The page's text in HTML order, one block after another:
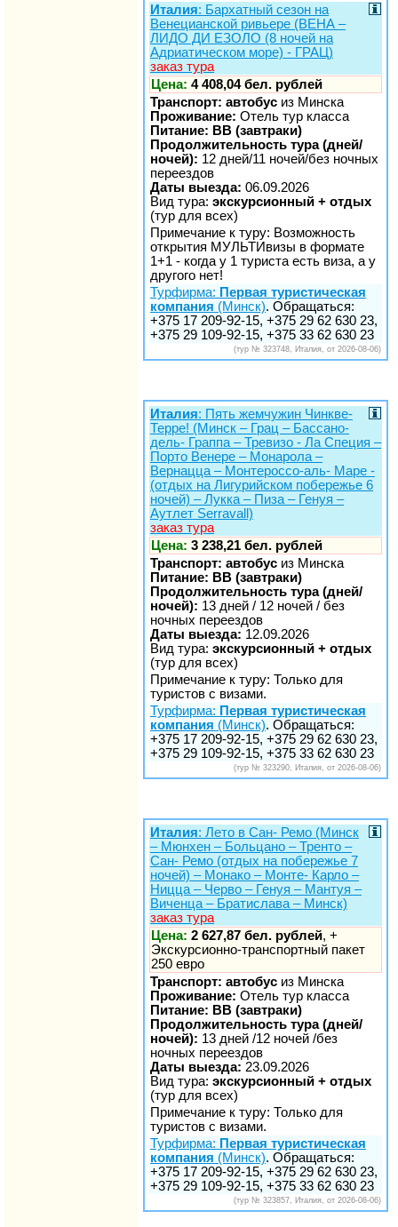
Италия: Бархатный сезон на
Венецианской ривьере (ВЕНА –
ЛИДО ДИ ЕЗОЛО (8 ночей на
Адриатическом море) - ГРАЦ)
заказ тура
Цена: 4 408,04 бел. рублей
Транспорт: автобус из Минска
Проживание: Отель тур класса
Питание: BB (завтраки)
Продолжительность тура (дней/
ночей): 12 дней/11 ночей/без ночных
переездов
Даты выезда: 06.09.2026
Вид тура: экскурсионный + отдых
(тур для всех)
Примечание к туру: Возможность
открытия МУЛЬТИвизы в формате
1+1 - когда у 1 туриста есть виза, а у
другого нет!
Турфирма: Первая туристическая
компания (Минск). Обращаться:
+375 17 209-92-15, +375 29 62 630 23,
+375 29 109-92-15, +375 33 62 630 23
(тур № 323748, Италия, от 2026-08-06)
Италия: Пять жемчужин Чинкве-
Терре! (Минск – Грац – Бассано-
дель- Граппа – Тревизо - Ла Специя –
Порто Венере – Монарола –
Вернацца – Монтероссо-аль- Маре -
(отдых на Лигурийском побережье 6
ночей) – Лукка – Пиза – Генуя –
Аутлет Serravall)
заказ тура
Цена: 3 238,21 бел. рублей
Транспорт: автобус из Минска
Питание: BB (завтраки)
Продолжительность тура (дней/
ночей): 13 дней / 12 ночей / без
ночных переездов
Даты выезда: 12.09.2026
Вид тура: экскурсионный + отдых
(тур для всех)
Примечание к туру: Только для
туристов с визами.
Турфирма: Первая туристическая
компания (Минск). Обращаться:
+375 17 209-92-15, +375 29 62 630 23,
+375 29 109-92-15, +375 33 62 630 23
(тур № 323290, Италия, от 2026-08-06)
Италия: Лето в Сан- Ремо (Минск
– Мюнхен – Больцано – Тренто –
Сан- Ремо (отдых на побережье 7
ночей) – Монако – Монте- Карло –
Ницца – Черво – Генуя – Мантуя –
Виченца – Братислава – Минск)
заказ тура
Цена: 2 627,87 бел. рублей, +
Экскурсионно-транспортный пакет
250 евро
Транспорт: автобус из Минска
Проживание: Отель тур класса
Питание: BB (завтраки)
Продолжительность тура (дней/
ночей): 13 дней /12 ночей /без
ночных переездов
Даты выезда: 23.09.2026
Вид тура: экскурсионный + отдых
(тур для всех)
Примечание к туру: Только для
туристов с визами.
Турфирма: Первая туристическая
компания (Минск). Обращаться:
+375 17 209-92-15, +375 29 62 630 23,
+375 29 109-92-15, +375 33 62 630 23
(тур № 323857, Италия, от 2026-08-06)